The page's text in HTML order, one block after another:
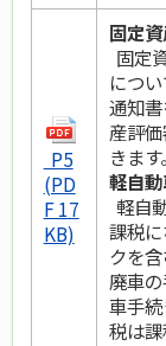
P5
(PD
F 17
KB)
固定
固定
につ
通知
産評
きます。
軽自
軽自
課税
クを
廃車
車手
税は課